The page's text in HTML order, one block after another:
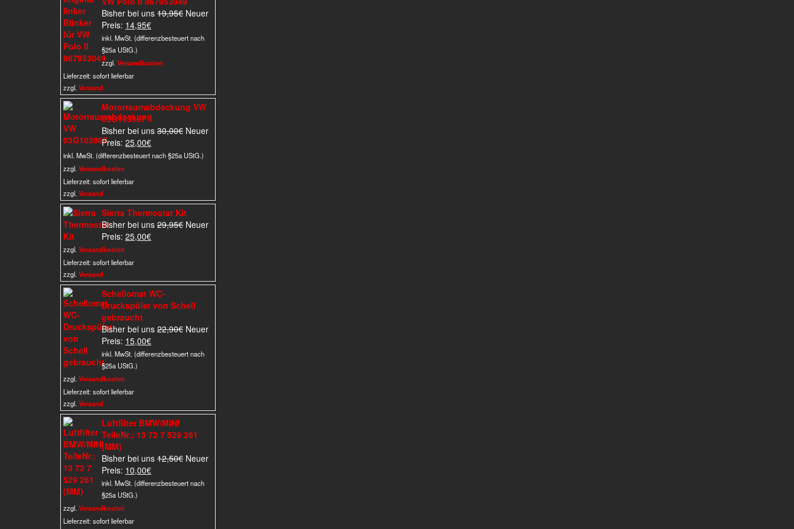
Bisher bei uns 19,95€ Ursprünglicher
war:
Neuer
Preis: 14,95€Aktueller
Preis
14,95€.
inkl. MwSt. (differenzbesteuert nach
§25a UStG.)
zzgl. Versandkosten
Lieferzeit:sofort lieferbar
zzgl. Versand
Motorraumabdeckung VW
03G103967
Bisher bei uns 30,00€ Ursprünglicher
war:
Neuer
Preis: 25,00€Aktueller
Preis
inkl. MwSt. (differenzbesteuert nach §25a UStG.)
zzgl. Versandkosten
Lieferzeit:sofort lieferbar
zzgl. Versand
Sierra Thermostat Kit
Bisher bei uns 29,95€ Ursprünglicher
Neuer
Preis: 25,00€Aktueller
zzgl. Versandkosten
Lieferzeit:sofort lieferbar
zzgl. Versand
Schellomat WC-
Druckspüler von Schell
gebraucht
Bisher bei uns 22,90€ Ursprünglicher
war:
Neuer
Preis: 15,00€Aktueller
Preis
inkl. MwSt. (differenzbesteuert nach
§25a UStG.)
zzgl. Versandkosten
Lieferzeit:sofort lieferbar
zzgl. Versand
Luftfilter BMW/MINI
TeileNr.: 13 72 7 529 261
(MM)
Bisher bei uns 12,50€ Ursprünglicher
war:
Neuer
Preis: 10,00€Aktueller
Preis
inkl. MwSt. (differenzbesteuert nach
§25a UStG.)
zzgl. Versandkosten
Lieferzeit:sofort lieferbar